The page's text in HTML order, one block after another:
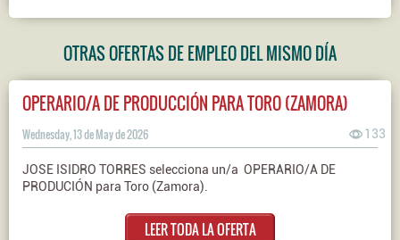
OTRAS OFERTAS DE EMPLEO DEL MISMO DÍA
OPERARIO/A DE PRODUCCIÓN PARA TORO (ZAMORA)
Wednesday, 13 de May de 2026 133
JOSE ISIDRO TORRES selecciona un/a OPERARIO/A DE
PRODUCIÓN para Toro (Zamora).
LEER TODA LA OFERTA